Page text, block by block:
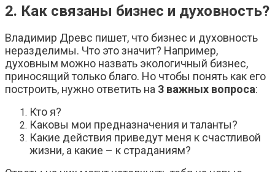
2. Как связаны бизнес и духовность?
Владимир Древс пишет, что бизнес и духовность
неразделимы. Что это значит? Например,
духовным можно назвать экологичный бизнес,
приносящий только благо. Но чтобы понять как его
построить, нужно ответить на 3 важных вопроса:
Кто я?
Каковы мои предназначения и таланты?
Какие действия приведут меня к счастливой
жизни, а какие – к страданиям?